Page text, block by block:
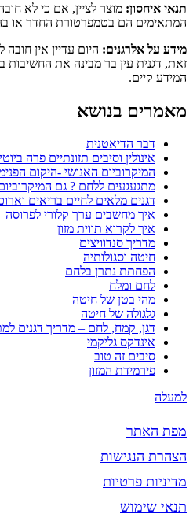
תנאי איחסון: מוצר לציין, אם כי לא
המתאימים הם בטמפרטורת החדר או
מידע על אלרגנים: היום עדיין אין
זאת, דגנית עין בר מבינה את החשיבות
המידע קיים.
מאמרים בנושא
דבר הדיאטנית
אינולין וסיבים תזונתיים פרה
המיקרוביום האנושי -היקום
מתגעגעים ללחם ? גם
דגנים מלאים לחיים בריאים
איך מחשבים ערך קלורי לפרוסה
איך לקרוא תווית מזון
מדריך סנדוויצים
חיטה וסגולותיה
הפחתת נתרן בלחם
לחם ומלח
מהי בטן של חיטה
גלגולה של חיטה
דגן, קמח, לחם – מדריך דגנים
אינדקס גליקמי
סיבים זה טוב
פירמידת המזון
למעלה
מפת האתר
הצהרת הנגישות
מדיניות פרטיות
תנאי שימוש